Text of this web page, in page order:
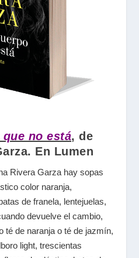
no está, de
En Lumen
Rivera Garzahay sopas
color naranja,
de franela, lentejuelas,
devuelve el cambio,
té de naranja o té de jazmín,
light, trescientas